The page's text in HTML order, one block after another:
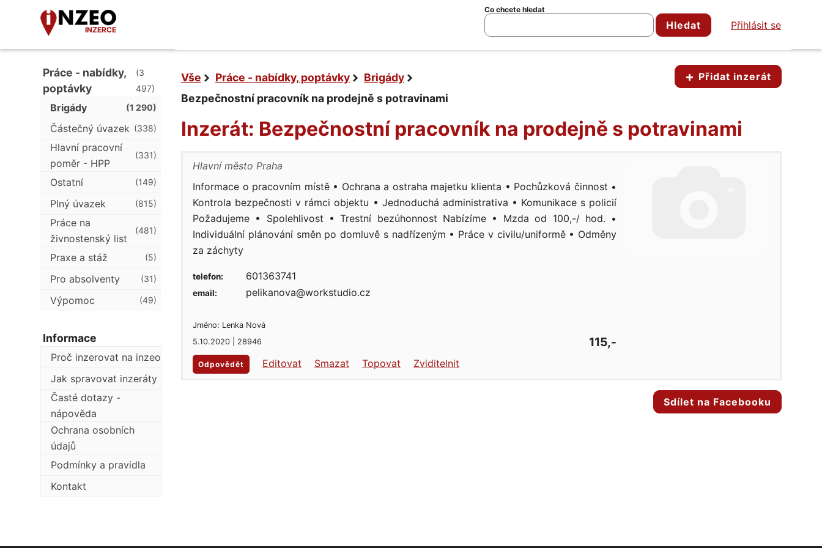
INZERCE
Co chcete hledat
Hledat Přihlásit se
Přidat inzerát
Vše Práce - nabídky, poptávky
Brigády
Bezpečnostní pracovník na prodejně s potravinami
Inzerát: Bezpečnostní pracovník na prodejně s potravinami
Hlavní město Praha
Informace o pracovním místě • Ochrana a ostraha majetku klienta • Pochůzková činnost •
Kontrola bezpečnosti v rámci objektu • Jednoduchá administrativa • Komunikace s policií
Požadujeme • Spolehlivost • Trestní bezúhonnost Nabízíme • Mzda od 100,-/ hod. •
Individuální plánování směn po domluvě s nadřízeným • Práce v civilu/uniformě • Odměny
za záchyty
Jméno: Lenka Nová
5.10.2020 | 28946
115,-
telefon: 601363741
email: pelikanova@workstudio.cz
Odpovědět Editovat Smazat Topovat Zviditelnit
Sdílet na Facebooku
Práce - nabídky,
poptávky
(3
497)
Brigády (1 290)
Částečný úvazek (338)
Hlavní pracovní
poměr - HPP
(331)
Ostatní (149)
Plný úvazek (815)
Práce na
živnostenský list
(481)
Praxe a stáž (5)
Pro absolventy (31)
Výpomoc (49)
Informace
Proč inzerovat na inzeo
Jak spravovat inzeráty
Časté dotazy -
nápověda
Ochrana osobních
údajů
Podmínky a pravidla
Kontakt